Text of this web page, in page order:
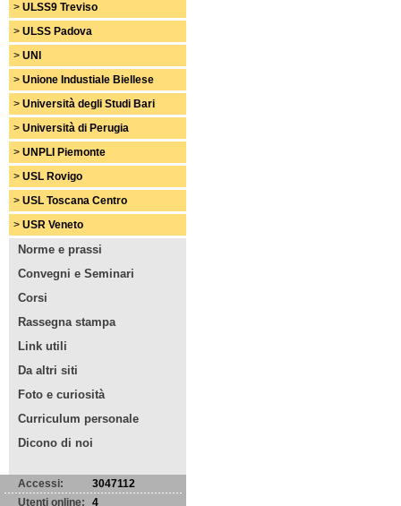
> ULSS9 Treviso
> ULSS Padova
> UNI
> Unione Industiale Biellese
> Università degli Studi Bari
> Università di Perugia
> UNPLI Piemonte
> USL Rovigo
> USL Toscana Centro
> USR Veneto
Norme e prassi
Convegni e Seminari
Corsi
Rassegna stampa
Link utili
Da altri siti
Foto e curiosità
Curriculum personale
Dicono di noi
Accessi:
3047112
Utenti online:
4